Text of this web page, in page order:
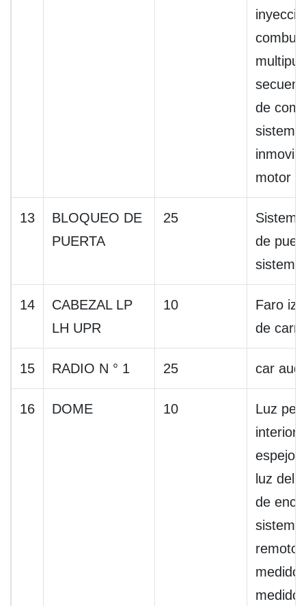
de
sistema
motor
13
BLOQUEO DE
PUERTA
25
de
14
CABEZAL LP
LH UPR
10
Faro
de
15 RADIO N ° 1 25 car
16 DOME 10
Luz
espejo
luz del
de
remoto